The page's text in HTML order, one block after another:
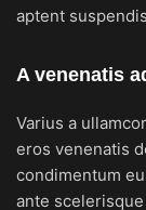
aptent
A venenatis
Varius a
eros venenatis
condimentum
ante